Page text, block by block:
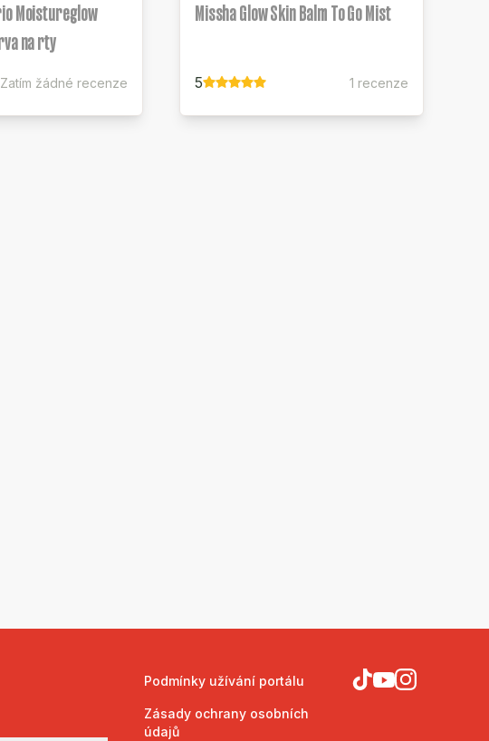
Moistureglow
na rty
Zatím žádné recenze
Missha Glow Skin Balm To Go Mist
5 1 recenze
Podmínky užívání portálu
Zásady ochrany osobních
údajů